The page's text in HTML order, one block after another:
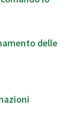
delle